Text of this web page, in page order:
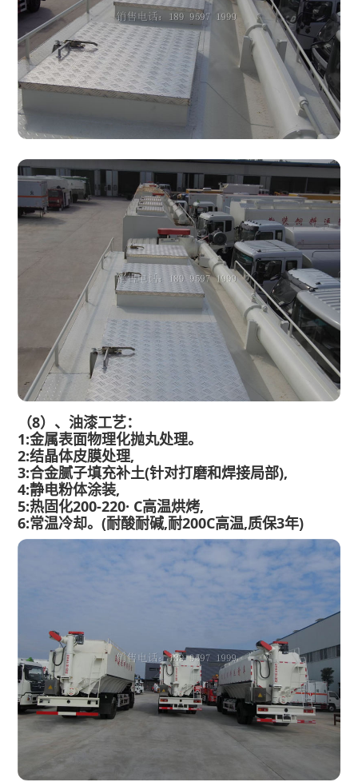
（8）、油漆工艺：
1:金属表面物理化抛丸处理。
2:结晶体皮膜处理,
3:合金腻子填充补土(针对打磨和焊接局部),
4:静电粉体涂装,
5:热固化200-220· C高温烘烤,
6:常温冷却。(耐酸耐碱,耐200C高温,质保3年)